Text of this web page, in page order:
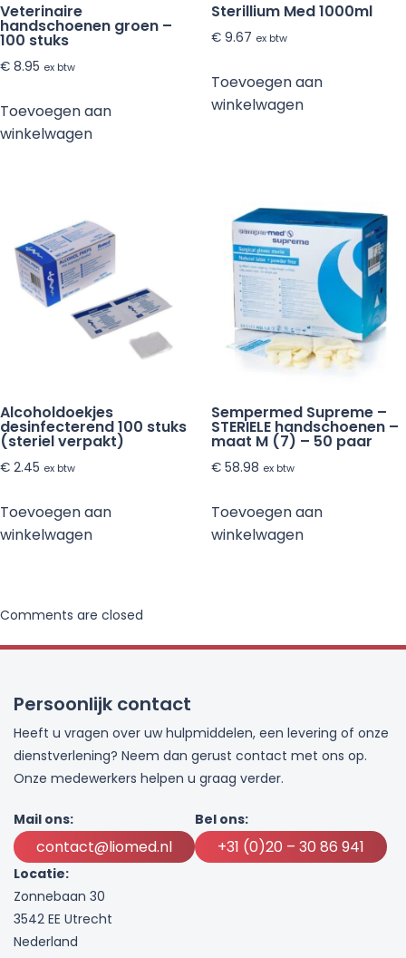
Veterinaire
handschoenen groen –
100 stuks
€ 8.95 ex btw
Toevoegen aan
winkelwagen
Sterillium Med 1000ml
€9.67 ex btw
Toevoegen aan
winkelwagen
Alcoholdoekjes
desinfecterend 100 stuks
(steriel verpakt)
€ 2.45 ex btw
Toevoegen aan
winkelwagen
Sempermed Supreme –
STERIELE handschoenen –
maat M (7) – 50 paar
€58.98 ex btw
Toevoegen aan
winkelwagen
Comments are closed
Persoonlijk contact
Heeft u vragen over uw hulpmiddelen, een levering of onze
dienstverlening? Neem dan gerust contact met ons op.
Onze medewerkers helpen u graag verder.
Mail ons:
contact@liomed.nl
Bel ons:
+31 (0)20 – 30 86 941
Locatie:
Zonnebaan 30
3542 EE Utrecht
Nederland